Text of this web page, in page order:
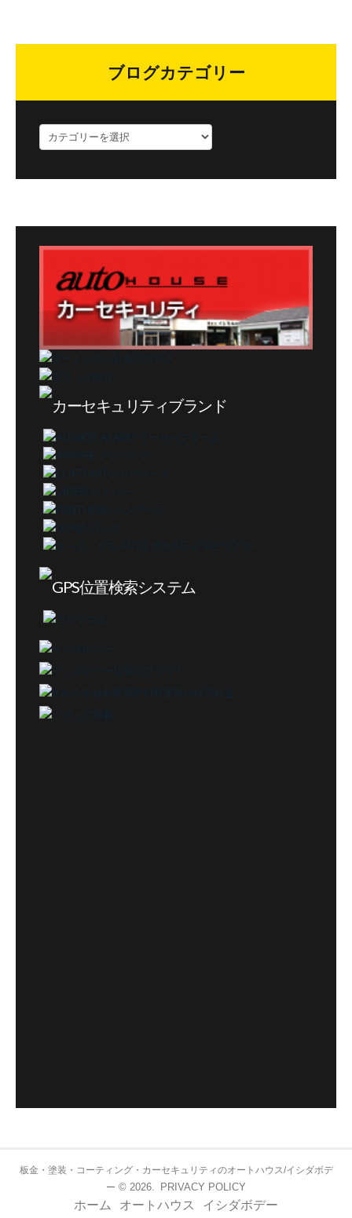
ブログカテゴリー
ロ
ー
板金・塗装・コーティング・カーセキュリティのオートハウス/イシダボデ
ー © 2026. PRIVACY POLICY
ホーム オートハウス
イシダボデー